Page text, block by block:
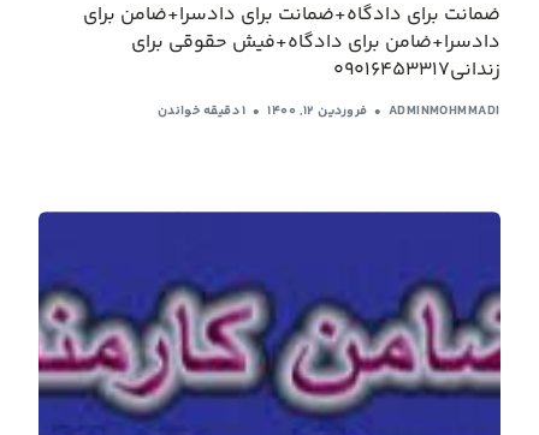
ضمانت برای دادگاه+ضمانت برای دادسرا+ضامن برای
دادسرا+ضامن برای دادگاه+فیش حقوقی برای
زندانی09016453317
ADMINMOHMMADI فروردین ۱۲, ۱۴۰۰ 1 دقیقه خواندن